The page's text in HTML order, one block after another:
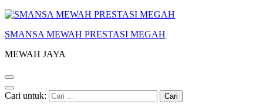
SMANSA MEWAH PRESTASI MEGAH
MEWAH JAYA
Cari untuk: